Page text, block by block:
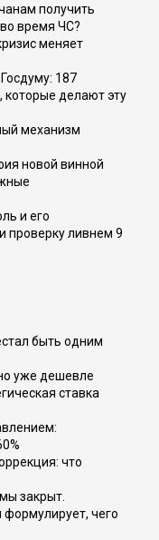
получить
время ЧС?
меняет
187
которые делают эту
механизм
новой винной
и его
проверку ливнем 9
быть одним
уже дешевле
ставка
что
закрыт.
формулирует, чего